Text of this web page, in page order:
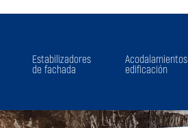
Estabilizadores
de fachada
Acodalamientos
edificación